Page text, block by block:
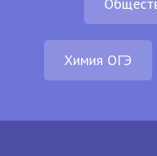
Химия ОГЭ